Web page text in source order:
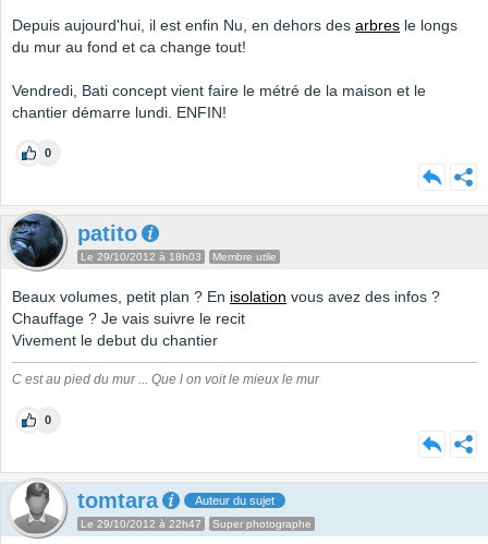
Depuis aujourd'hui, il est enfin Nu, en dehors des arbres le longs
du mur au fond et ca change tout!
Vendredi, Bati concept vient faire le métré de la maison et le
chantier démarre lundi. ENFIN!
0
patito
Le 29/10/2012 à 18h03 Membre utile
Beaux volumes, petit plan ? En isolation vous avez des infos ?
Chauffage ? Je vais suivre le recit
Vivement le debut du chantier
C est au pied du mur ... Que l on voit le mieux le mur
0
tomtara Auteur du sujet
Le 29/10/2012 à 22h47 Super photographe